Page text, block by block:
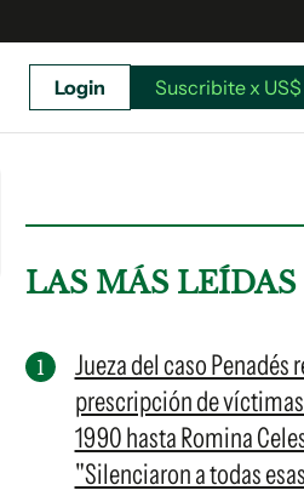
Login Suscribite x US$
LAS MÁS LEÍDAS
Jueza del caso Penadés
prescripción de
1990 hasta Romina
"Silenciaron a todas esas